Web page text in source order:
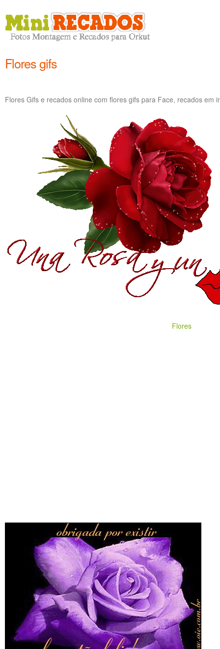
Flores gifs
Flores Gifs e recados online com flores gifs para Face, recados em
Flores